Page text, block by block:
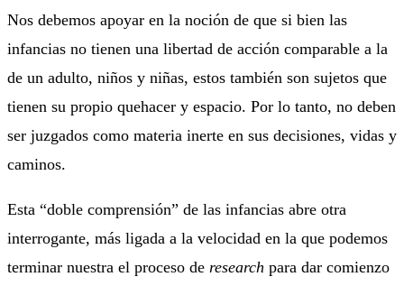
Nos debemos apoyar en la noción de que si bien las
infancias no tienen una libertad de acción comparable a la
de un adulto, niños y niñas, estos también son sujetos que
tienen su propio quehacer y espacio. Por lo tanto, no deben
ser juzgados como materia inerte en sus decisiones, vidas y
caminos.
Esta “doble comprensión” de las infancias abre otra
interrogante, más ligada a la velocidad en la que podemos
terminar nuestra el proceso de research para dar comienzo